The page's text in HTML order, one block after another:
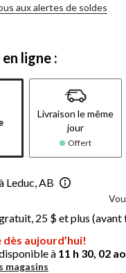
aux alertes de soldes
ligne :
Livraison le même
jour
Offert
Leduc, AB
25 $ et plus (avant
aujourd’hui!
à 11 h 30, 02
magasins